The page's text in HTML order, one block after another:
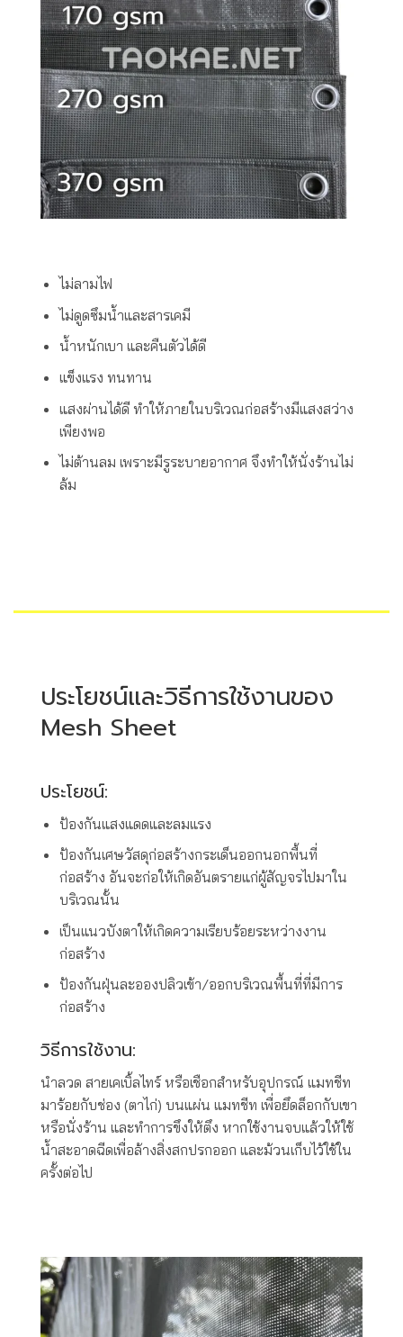
ไม่ลามไฟ
ไม่ดูดซึมน้ำและสารเคมี
น้ำหนักเบา และคืนตัวได้ดี
แข็งแรง ทนทาน
แสงผ่านได้ดี ทำให้ภายในบริเวณก่อสร้างมีแสงสว่าง
เพียงพอ
ไม่ต้านลม เพราะมีรูระบายอากาศ จึงทำให้นั่งร้านไม่
ล้ม
ประโยชน์และวิธีการใช้งานของ
Mesh Sheet
ประโยชน์:
ป้องกันแสงแดดและลมแรง
ป้องกันเศษวัสดุก่อสร้างกระเด็นออกนอกพื้นที่
ก่อสร้าง อันจะก่อให้เกิดอันตรายแก่ผู้สัญจรไปมาใน
บริเวณนั้น
เป็นแนวบังตาให้เกิดความเรียบร้อยระหว่างงาน
ก่อสร้าง
ป้องกันฝุ่นละอองปลิวเข้า/ออกบริเวณพื้นที่ที่มีการ
ก่อสร้าง
วิธีการใช้งาน:
นำลวด สายเคเบิ้ลไทร์ หรือเชือกสำหรับอุปกรณ์ แมทชีท
มาร้อยกับช่อง (ตาไก่) บนแผ่น แมทชีท เพื่อยึดล็อกกับเขา
หรือนั่งร้าน และทำการขึงให้ตึง หากใช้งานจบแล้วให้ใช้
น้ำสะอาดฉีดเพื่อล้างสิ่งสกปรกออก และม้วนเก็บไว้ใช้ใน
ครั้งต่อไป